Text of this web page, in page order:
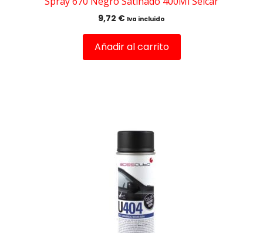
9,72 € Iva incluido
Añadir al carrito